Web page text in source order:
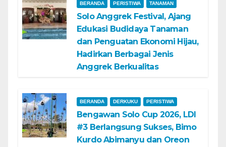
BERANDA PERISTIWA TANAMAN
Solo Anggrek Festival, Ajang
Edukasi Budidaya Tanaman
dan Penguatan Ekonomi Hijau,
Hadirkan Berbagai Jenis
Anggrek Berkualitas
BERANDA DERKUKU PERISTIWA
Bengawan Solo Cup 2026, LDI
#3 Berlangsung Sukses, Bimo
Kurdo Abimanyu dan Oreon